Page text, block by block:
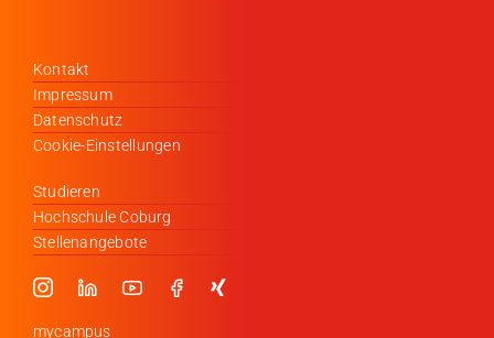
Kontakt
Impressum
Datenschutz
Cookie-Einstellungen
Studieren
Hochschule Coburg
Stellenangebote
mycampus